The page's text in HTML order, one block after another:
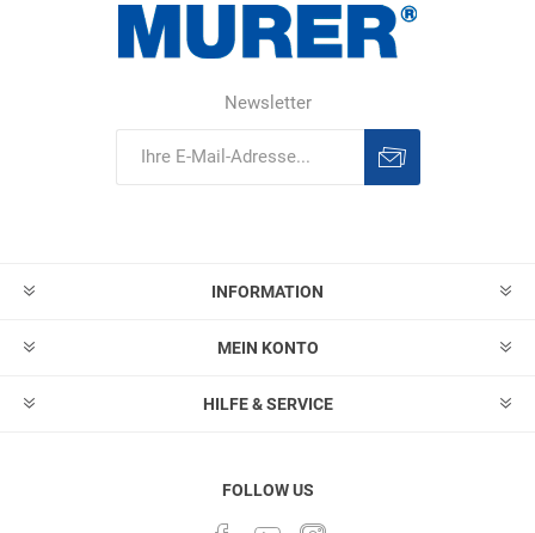
Newsletter
INFORMATION
MEIN KONTO
HILFE & SERVICE
FOLLOW US